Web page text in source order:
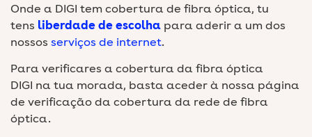
Onde a DIGI tem cobertura de fibra óptica, tu
tens liberdade de escolha para aderir a um dos
nossos serviços de internet.
Para verificares a cobertura da fibra óptica
DIGI na tua morada, basta aceder à nossa página
de verificação da cobertura da rede de fibra
óptica.